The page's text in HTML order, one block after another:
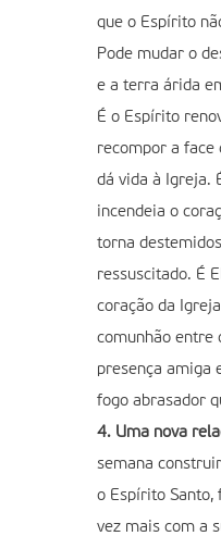
que o Espírito
Pode mudar o
e a terra árida
É o Espírito
recompor a face
dá vida à Igreja.
incendeia o
torna
ressuscitado. É
coração da
comunhão entre
presença amiga
fogo abrasador
4. Uma nova
semana
o Espírito Santo,
vez mais com a